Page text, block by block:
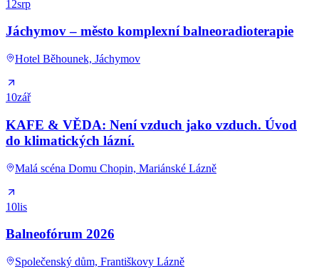
12srp
Jáchymov – město komplexní balneoradioterapie
Hotel Běhounek, Jáchymov
10zář
KAFE & VĚDA: Není vzduch jako vzduch. Úvod
do klimatických lázní.
Malá scéna Domu Chopin, Mariánské Lázně
10lis
Balneofórum 2026
Společenský dům, Františkovy Lázně